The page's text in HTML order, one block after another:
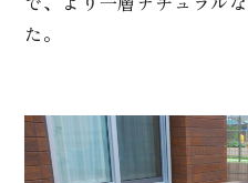
た。